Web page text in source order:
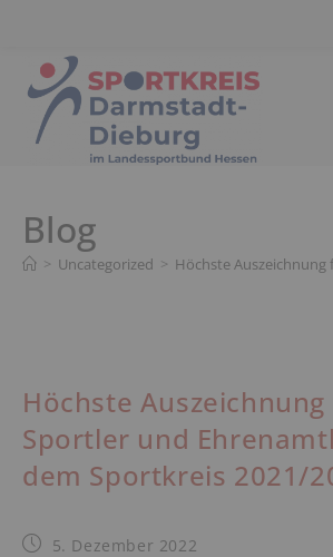
Blog
> Uncategorized > Höchste
Höchste
Sportler und
dem Sportkreis 2021/
5. Dezember 2022